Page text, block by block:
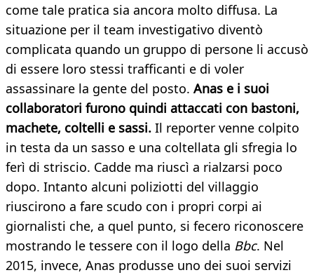
come tale pratica sia ancora molto diffusa. La
situazione per il team investigativo diventò
complicata quando un gruppo di persone li accusò
di essere loro stessi trafficanti e di voler
assassinare la gente del posto. Anas e i suoi
collaboratori furono quindi attaccati con bastoni,
machete, coltelli e sassi. Il reporter venne colpito
in testa da un sasso e una coltellata gli sfregia lo
ferì di striscio. Cadde ma riuscì a rialzarsi poco
dopo. Intanto alcuni poliziotti del villaggio
riuscirono a fare scudo con i propri corpi ai
giornalisti che, a quel punto, si fecero riconoscere
mostrando le tessere con il logo della Bbc. Nel
2015, invece, Anas produsse uno dei suoi servizi